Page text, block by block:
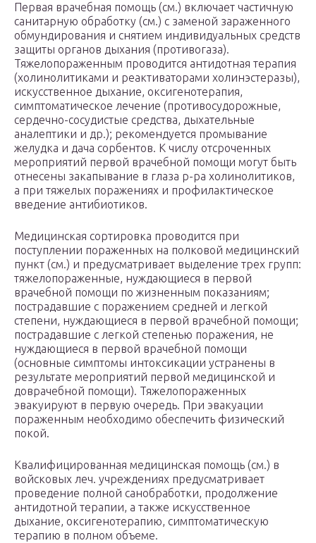
Первая врачебная помощь (см.) включает частичную
санитарную обработку (см.) с заменой зараженного
обмундирования и снятием индивидуальных средств
защиты органов дыхания (противогаза).
Тяжелопораженным проводится антидотная терапия
(холинолитиками и реактиваторами холинэстеразы),
искусственное дыхание, оксигенотерапия,
симптоматическое лечение (противосудорожные,
сердечно-сосудистые средства, дыхательные
аналептики и др.); рекомендуется промывание
желудка и дача сорбентов. К числу отсроченных
мероприятий первой врачебной помощи могут быть
отнесены закапывание в глаза р-ра холинолитиков,
а при тяжелых поражениях и профилактическое
введение антибиотиков.
Медицинская сортировка проводится при
поступлении пораженных на полковой медицинский
пункт (см.) и предусматривает выделение трех групп:
тяжелопораженные, нуждающиеся в первой
врачебной помощи по жизненным показаниям;
пострадавшие с поражением средней и легкой
степени, нуждающиеся в первой врачебной помощи;
пострадавшие с легкой степенью поражения, не
нуждающиеся в первой врачебной помощи
(основные симптомы интоксикации устранены в
результате мероприятий первой медицинской и
доврачебной помощи). Тяжелопораженных
эвакуируют в первую очередь. При эвакуации
пораженным необходимо обеспечить физический
покой.
Квалифицированная медицинская помощь (см.) в
войсковых леч. учреждениях предусматривает
проведение полной санобработки, продолжение
антидотной терапии, а также искусственное
дыхание, оксигенотерапию, симптоматическую
терапию в полном объеме.